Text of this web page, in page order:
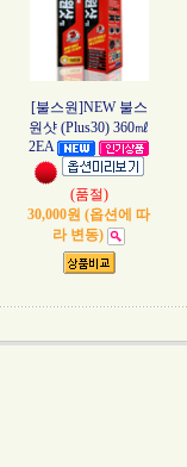
[불스원]NEW 불스
원샷 (Plus30) 360㎖
2EA
(품절)
30,000원 (옵션에 따
라 변동)